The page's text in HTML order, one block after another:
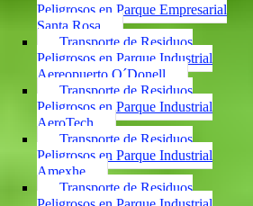
Peligrosos en Parque Empresarial
Santa Rosa
Transporte de Residuos
Peligrosos en Parque Industrial
Aereopuerto O´Donell
Transporte de Residuos
Peligrosos en Parque Industrial
AeroTech
Transporte de Residuos
Peligrosos en Parque Industrial
Amexhe
Transporte de Residuos